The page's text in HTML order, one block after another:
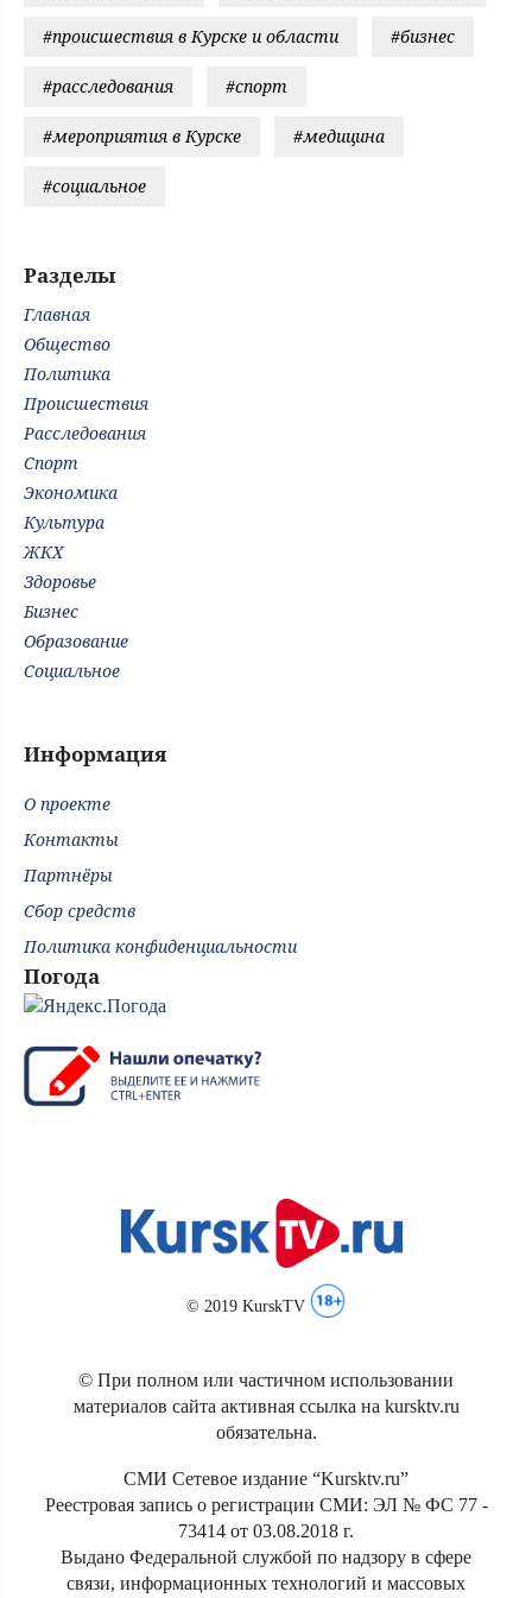
#происшествия в Курске и области #бизнес
#расследования #спорт
#мероприятия в Курске #медицина
#социальное
Разделы
Главная
Общество
Политика
Происшествия
Расследования
Спорт
Экономика
Культура
ЖКХ
Здоровье
Бизнес
Образование
Социальное
Информация
О проекте
Контакты
Партнёры
Сбор средств
Политика конфиденциальности
Погода
© 2019 KurskTV
© При полном или частичном использовании
материалов сайта активная ссылка на kursktv.ru
обязательна.
СМИ Сетевое издание “Kursktv.ru”
Реестровая запись о регистрации СМИ: ЭЛ № ФС 77 -
73414 от 03.08.2018 г.
Выдано Федеральной службой по надзору в сфере
связи, информационных технологий и массовых